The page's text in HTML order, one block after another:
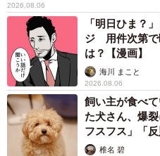
2026.08.06
「明日ひま？
ジ 用件次第で
は？【漫画】
海川 まこと
2026.08.06
飼い主が食べ
た犬さん、爆
フスフス」「反
椎名 碧